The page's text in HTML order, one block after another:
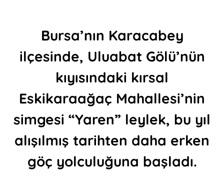
Bursa’nın Karacabey
ilçesinde, Uluabat Gölü’nün
kıyısındaki kırsal
Eskikaraağaç Mahallesi’nin
simgesi “Yaren” leylek, bu yıl
alışılmış tarihten daha erken
göç yolculuğuna başladı.